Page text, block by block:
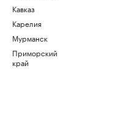
Кавказ
Карелия
Мурманск
Приморский
край